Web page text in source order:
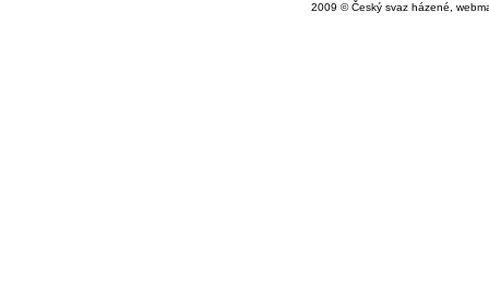
2009 © Český svaz házené,